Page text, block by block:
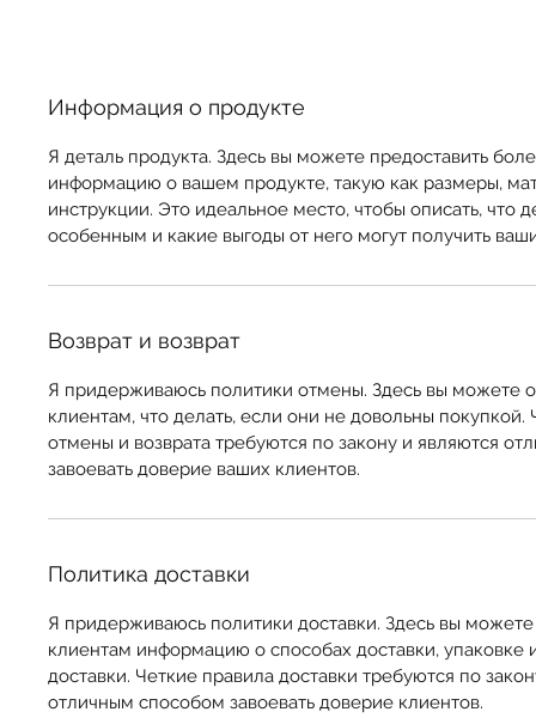
Информация о продукте
Я деталь продукта. Здесь вы можете предоставить
информацию о вашем продукте, такую как размеры,
инструкции. Это идеальное место, чтобы описать, что
особенным и какие выгоды от него могут получить
Возврат и возврат
Я придерживаюсь политики отмены. Здесь вы можете
клиентам, что делать, если они не довольны покупкой.
отмены и возврата требуются по закону и являются
завоевать доверие ваших клиентов.
Политика доставки
Я придерживаюсь политики доставки. Здесь вы
клиентам информацию о способах доставки, упаковке
доставки. Четкие правила доставки требуются по
отличным способом завоевать доверие клиентов.